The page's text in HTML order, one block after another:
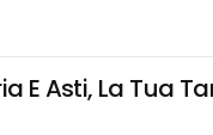
E Asti, La Tua